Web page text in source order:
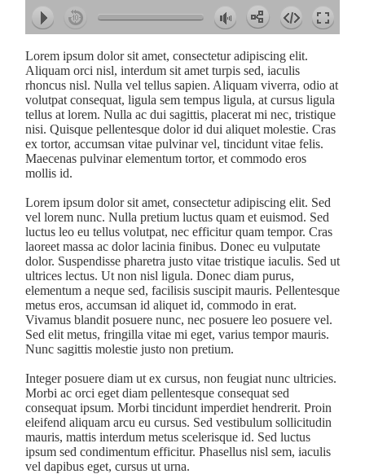
Lorem ipsum dolor sit amet, consectetur adipiscing elit.
Aliquam orci nisl, interdum sit amet turpis sed, iaculis
rhoncus nisl. Nulla vel tellus sapien. Aliquam viverra, odio at
volutpat consequat, ligula sem tempus ligula, at cursus ligula
tellus at lorem. Nulla ac dui sagittis, placerat mi nec, tristique
nisi. Quisque pellentesque dolor id dui aliquet molestie. Cras
ex tortor, accumsan vitae pulvinar vel, tincidunt vitae felis.
Maecenas pulvinar elementum tortor, et commodo eros
mollis id.
Lorem ipsum dolor sit amet, consectetur adipiscing elit. Sed
vel lorem nunc. Nulla pretium luctus quam et euismod. Sed
luctus leo eu tellus volutpat, nec efficitur quam tempor. Cras
laoreet massa ac dolor lacinia finibus. Donec eu vulputate
dolor. Suspendisse pharetra justo vitae tristique iaculis. Sed ut
ultrices lectus. Ut non nisl ligula. Donec diam purus,
elementum a neque sed, facilisis suscipit mauris. Pellentesque
metus eros, accumsan id aliquet id, commodo in erat.
Vivamus blandit posuere nunc, nec posuere leo posuere vel.
Sed elit metus, fringilla vitae mi eget, varius tempor mauris.
Nunc sagittis molestie justo non pretium.
Integer posuere diam ut ex cursus, non feugiat nunc ultricies.
Morbi ac orci eget diam pellentesque consequat sed
consequat ipsum. Morbi tincidunt imperdiet hendrerit. Proin
eleifend aliquam arcu eu cursus. Sed vestibulum sollicitudin
mauris, mattis interdum metus scelerisque id. Sed luctus
ipsum sed condimentum efficitur. Phasellus nisl sem, iaculis
vel dapibus eget, cursus ut urna.